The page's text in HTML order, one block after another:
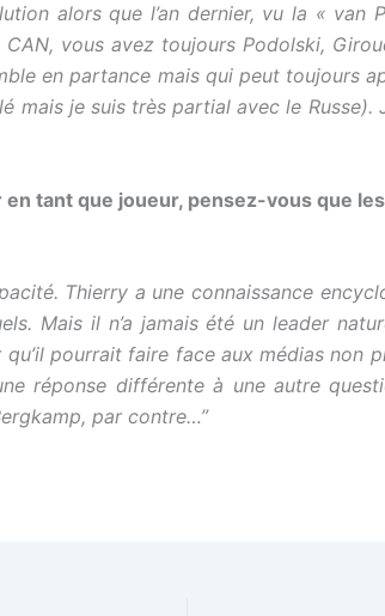
alors que l’an dernier, vu la «
vous avez toujours Podolski,
en partance mais qui peut toujours
je suis très partial avec le
tant que joueur, pensez-vous que
Thierry a une connaissance
Mais il n’a jamais été un leader
pourrait faire face aux médias non
réponse différente à une autre
par contre…”